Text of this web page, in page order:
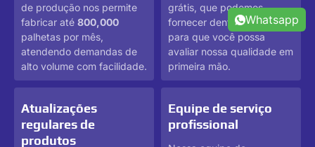
de produção nos permite
fabricar até 800,000
palhetas por mês,
atendendo demandas de
alto volume com facilidade.
grátis, que podemos
fornecer dentro 1-3 dias,
para que você possa
avaliar nossa qualidade em
primeira mão.
Atualizações
regulares de
produtos
Equipe de serviço
profissional
Whatsapp